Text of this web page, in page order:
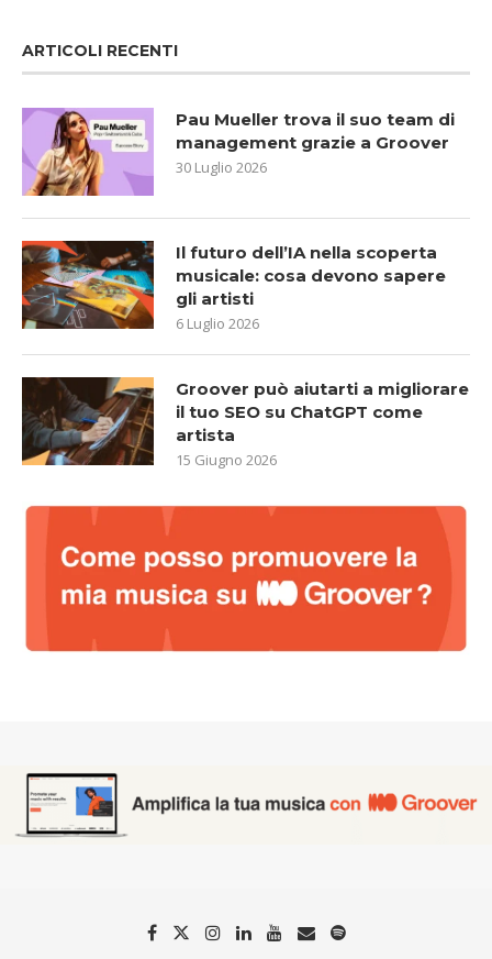
ARTICOLI RECENTI
Pau Mueller trova il suo team di
management grazie a Groover
30 Luglio 2026
Il futuro dell’IA nella scoperta
musicale: cosa devono sapere
gli artisti
6 Luglio 2026
Groover può aiutarti a migliorare
il tuo SEO su ChatGPT come
artista
15 Giugno 2026